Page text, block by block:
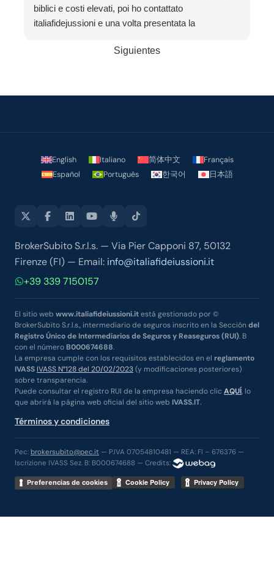
biblici e costi elevati, poi ho contattato
italiafidejussioni e una volta presentata la
fidejussione , proprio come promesso.
durante tutto l'iter della pratica.
Siguientes
English Italiano 简体中文
Français
Español
Português 한국어 日本語
BrokerSubito S.r.l.s. — Via Pier Capponi 87, 50132
Firenze (FI) — Email: info@italiafideiussioni.it
+39 339 7150157
El sitio web www.italiafideiussioni.itestá gestionado por ©
BrokerSubito S.r.l.s., intermediario de seguros inscrito en la Sección del
Registro Único de Intermediarios de Seguros y Reaseguros (RUI). B
con el número B000674688.
La empresa cumple con los requisitos establecidos en el reglamento
IVASS IVASS N°128 del 20/02/2023(y modificaciones posteriores)
sobre transparencia.
Puede consultar el registro RUI de la empresa haciendo clic AQUÍ, lo
que abrirá la página web oficial del sitio web IVASS.IT.
Términos y condiciones
Pec: brokersubito@pec.it — P.IVA 07054810481 — REA: FI – 676376 —
Iscrizione IVASS Sez. B: B000674688 — Credits:
Preferencias de cookies